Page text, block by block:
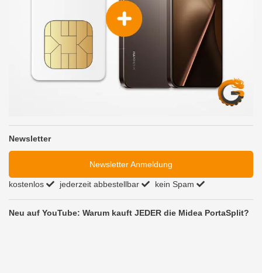
Newsletter
Newsletter Anmeldung
kostenlos jederzeit abbestellbar kein Spam
Neu auf YouTube: Warum kauft JEDER die Midea PortaSplit?